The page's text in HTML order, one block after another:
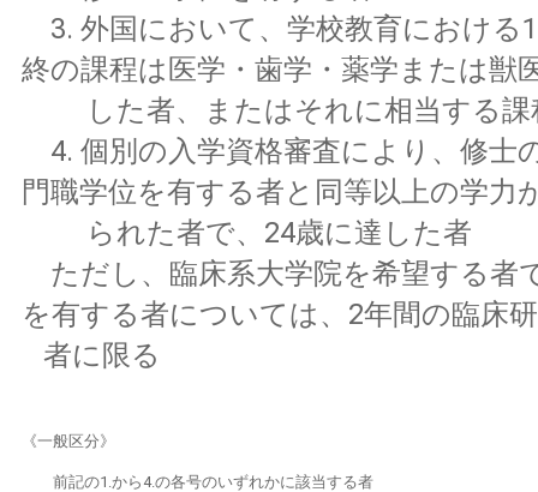
3. 外国において、学校教育における
終の課程は医学・歯学・薬学または獣
した者、またはそれに相当する課
4. 個別の入学資格審査により、修士
門職学位を有する者と同等以上の学力
られた者で、24歳に達した者
ただし、臨床系大学院を希望する者
を有する者については、2年間の臨床
者に限る
《一般区分》
前記の1.から4.の各号のいずれかに該当する者